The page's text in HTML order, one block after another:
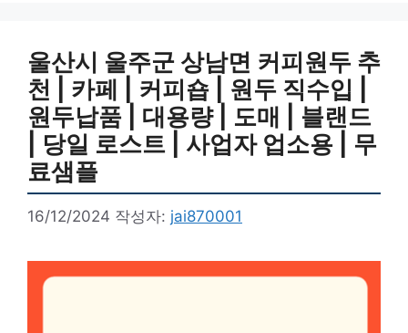
울산시 울주군 상남면 커피원두 추
천 | 카페 | 커피숍 | 원두 직수입 |
원두납품 | 대용량 | 도매 | 블랜드
| 당일 로스트 | 사업자 업소용 | 무
료샘플
16/12/2024 작성자: jai870001